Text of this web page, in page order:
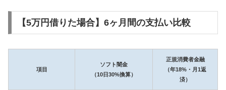
【5万円借りた場合】6ヶ月間の支払い比較
項目
ソフト闇金
（10日30%換算）
正規消費者金融
（年18%・月1返
済）